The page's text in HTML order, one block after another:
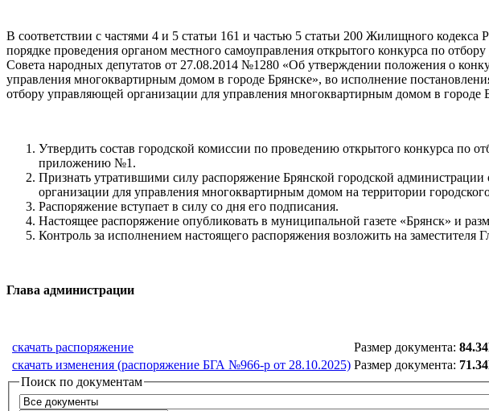
В соответствии с частями 4 и 5 статьи 161 и частью 5 статьи 200 Жилищного
порядке проведения органом местного самоуправления открытого конкурса по
Совета народных депутатов от 27.08.2014 №1280 «Об утверждении положения о
управления многоквартирным домом в городе Брянске», во исполнение
отбору управляющей организации для управления многоквартирным домом в городе
Утвердить состав городской комиссии по проведению открытого конкурса по
приложению №1.
Признать утратившими силу распоряжение Брянской городской
организации для управления многоквартирным домом на территории
Распоряжение вступает в силу со дня его подписания.
Настоящее распоряжение опубликовать в муниципальной газете «Брянск» и
Контроль за исполнением настоящего распоряжения возложить на
Глава
скачать распоряжение Размер документа:
скачать изменения (распоряжение БГА №966-р от 28.10.2025) Размер документа:
Поиск по документам